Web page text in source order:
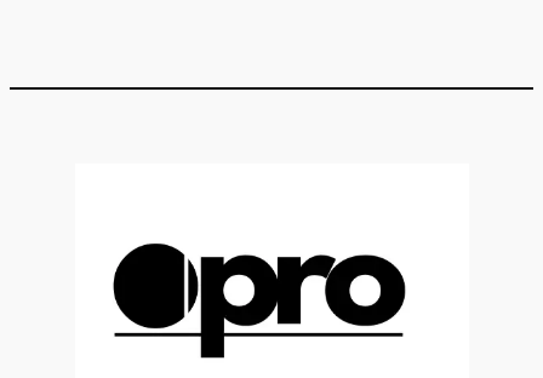
turinio